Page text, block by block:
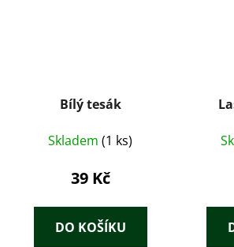
Bílý tesák
Skladem (1 ks)
39 Kč
DO KOŠÍKU